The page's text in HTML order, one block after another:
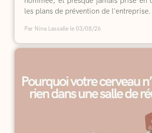
les plans de prévention de l'entreprise.
Par Nina Lassalle le 03/08/26